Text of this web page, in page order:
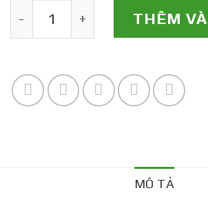
Cây giống cải bẹ tím số lượng
THÊM
MÔ TẢ